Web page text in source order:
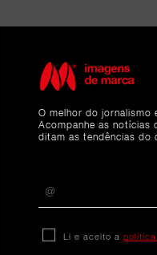
O melhor do jornalismo
Acompanhe as notícias
ditam as tendências do
Li e aceito a